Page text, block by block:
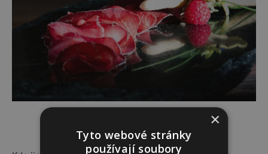
×
Tyto webové stránky
používají soubory